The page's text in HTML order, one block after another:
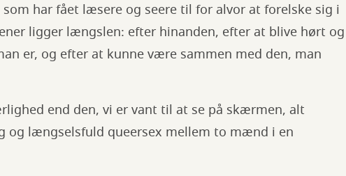
har fået læsere og seere til for alvor at forelske sig i
ligger længslen: efter hinanden, efter at blive hørt og
er, og efter at kunne være sammen med den, man
end den, vi er vant til at se på skærmen, alt
og længselsfuld queersex mellem to mænd i en